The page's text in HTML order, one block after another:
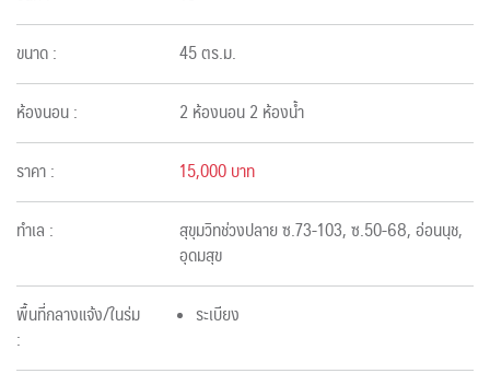
ขนาด : 45 ตร.ม.
ห้องนอน : 2 ห้องนอน 2 ห้องน้ำ
ราคา : 15,000 บาท
ทำเล :
สุขุมวิทช่วงปลาย ซ.73-103, ซ.50-68, อ่อนนุช,
อุดมสุข
พื้นที่กลางแจ้ง/ในร่ม
:
ระเบียง